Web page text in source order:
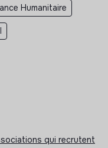
Humanitaire
qui recrutent